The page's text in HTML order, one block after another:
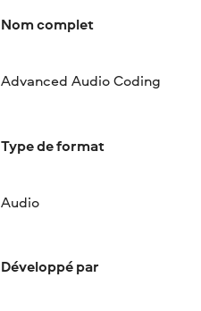
Nom complet
Advanced Audio Coding
Type de format
Audio
Développé par